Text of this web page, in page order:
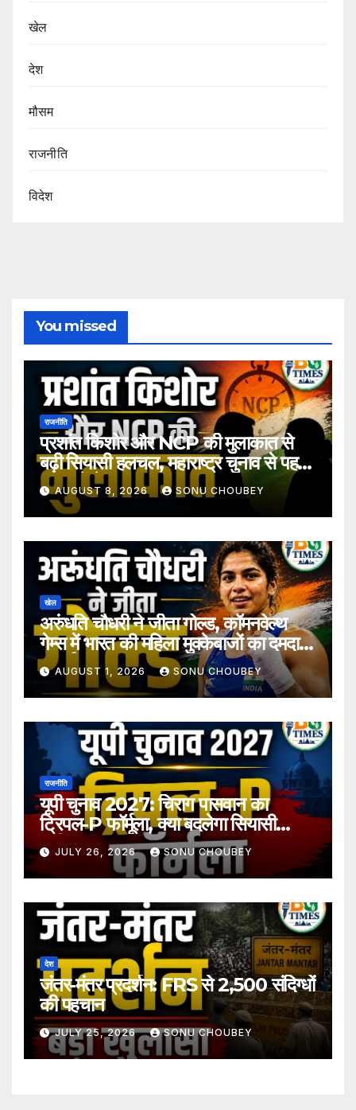
खेल
देश
मौसम
राजनीति
विदेश
You missed
राजनीति
प्रशांत किशोर और NCP की मुलाकात से
बढ़ी सियासी हलचल, महाराष्ट्र चुनाव से पहले
अटकलें तेज
AUGUST 8, 2026 SONU CHOUBEY
खेल
अरुंधति चौधरी ने जीता गोल्ड, कॉमनवेल्थ
गेम्स में भारत की महिला मुक्केबाजों का दमदार
प्रदर्शन
AUGUST 1, 2026 SONU CHOUBEY
राजनीति
यूपी चुनाव 2027: चिराग पासवान का
ट्रिपल-P फॉर्मूला, क्या बदलेगा सियासी
समीकरण?
JULY 26, 2026 SONU CHOUBEY
देश
जंतर-मंतर प्रदर्शन: FRS से 2,500 संदिग्धों
की पहचान
JULY 25, 2026 SONU CHOUBEY